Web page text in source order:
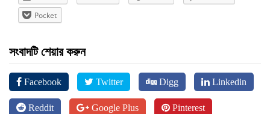
Pocket
সংবাদটি শেয়ার করুন
Facebook Twitter Digg Linkedin
Reddit Google Plus Pinterest